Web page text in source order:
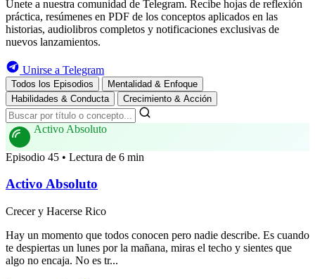
Únete a nuestra comunidad de Telegram. Recibe hojas de reflexión
práctica, resúmenes en PDF de los conceptos aplicados en las
historias, audiolibros completos y notificaciones exclusivas de
nuevos lanzamientos.
Unirse a Telegram
Todos los Episodios
Mentalidad & Enfoque
Habilidades & Conducta
Crecimiento & Acción
Activo Absoluto
Episodio 45 • Lectura de 6 min
Activo Absoluto
Crecer y Hacerse Rico
Hay un momento que todos conocen pero nadie describe. Es cuando
te despiertas un lunes por la mañana, miras el techo y sientes que
algo no encaja. No es tr...